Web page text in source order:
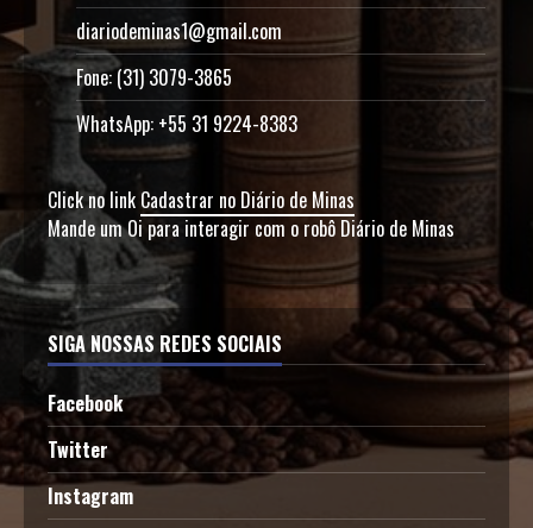
diariodeminas1@gmail.com
Fone: (31) 3079-3865
WhatsApp: +55 31 9224-8383
Click no link Cadastrar no Diário de Minas
Mande um Oi para interagir com o robô Diário de Minas
SIGA NOSSAS REDES SOCIAIS
Facebook
Twitter
Instagram